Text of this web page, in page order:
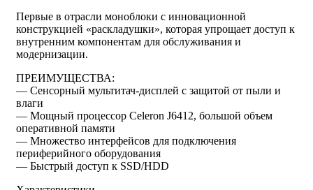
Первые в отрасли моноблоки с инновационной
конструкцией «раскладушки», которая упрощает доступ к
внутренним компонентам для обслуживания и
модернизации.
ПРЕИМУЩЕСТВА:
— Сенсорный мультитач-дисплей с защитой от пыли и
влаги
— Мощный процессор Celeron J6412, большой объем
оперативной памяти
— Множество интерфейсов для подключения
периферийного оборудования
— Быстрый доступ к SSD/HDD